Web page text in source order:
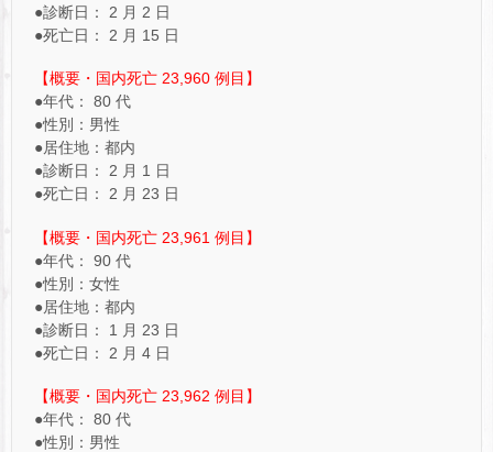
●診断日： 2 月 2 日
●死亡日： 2 月 15 日
【概要・国内死亡 23,960 例目】
●年代： 80 代
●性別：男性
●居住地：都内
●診断日： 2 月 1 日
●死亡日： 2 月 23 日
【概要・国内死亡 23,961 例目】
●年代： 90 代
●性別：女性
●居住地：都内
●診断日： 1 月 23 日
●死亡日： 2 月 4 日
【概要・国内死亡 23,962 例目】
●年代： 80 代
●性別：男性